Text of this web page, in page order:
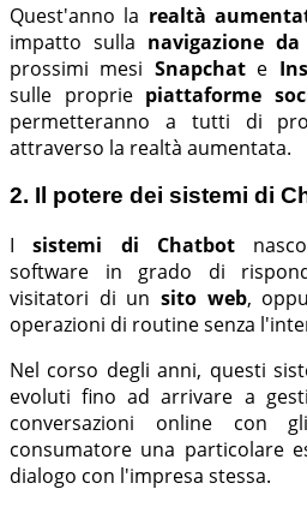
Quest'anno la realtà
impatto sulla navigazione
prossimi mesi Snapchate
sulle proprie piattaforme
permetteranno a tutti di
attraverso la realtà aumentata.
2. Il potere dei sistemi di
Isistemi di Chatbot
software in grado di
visitatori di un sito web,
operazioni di routine senza
Nel corso degli anni, questi
evoluti fino ad arrivare a
conversazioni online con
consumatore una particolare
dialogo con l'impresa stessa.